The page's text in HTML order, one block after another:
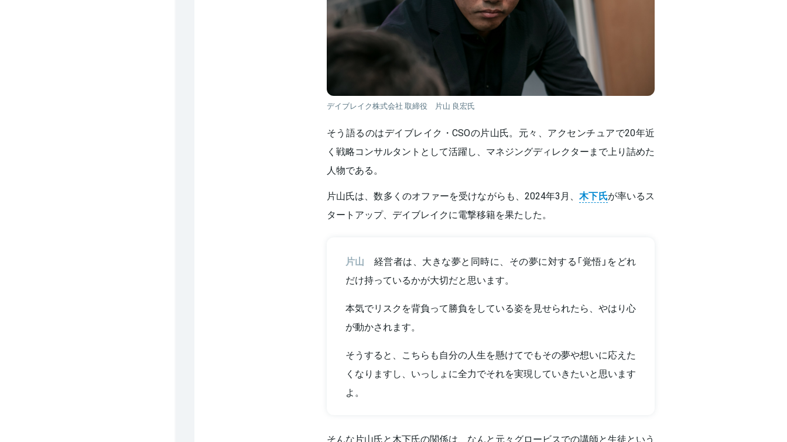
デイブレイク株式会社 取締役 片山 良宏氏
そう語るのはデイブレイク・CSOの片山氏。元々、アクセンチュアで20年近
く戦略コンサルタントとして活躍し、マネジングディレクターまで上り詰めた
人物である。
片山氏は、数多くのオファーを受けながらも、2024年3月、木下氏が率いるス
タートアップ、デイブレイクに電撃移籍を果たした。
片山
経営者は、大きな夢と同時に、その夢に対する「覚悟」をどれ
だけ持っているかが大切だと思います。
本気でリスクを背負って勝負をしている姿を見せられたら、やはり心
が動かされます。
そうすると、こちらも自分の人生を懸けてでもその夢や想いに応えた
くなりますし、いっしょに全力でそれを実現していきたいと思います
よ。
そんな片山氏と木下氏の関係は、なんと元々グロービスでの講師と生徒という